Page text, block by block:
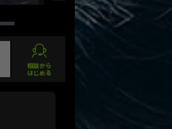
相談から
はじめる